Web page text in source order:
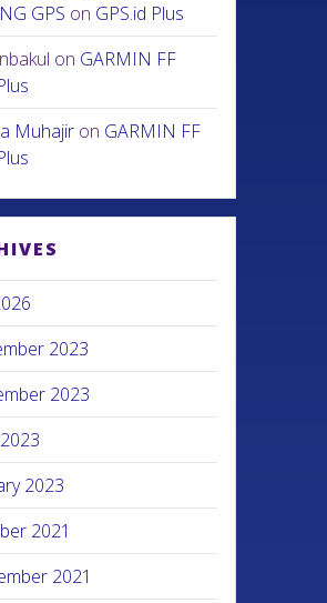
GPS on GPS.id Plus
on GARMIN FF
Muhajir on GARMIN FF
2023
2023
2023
2021
2021